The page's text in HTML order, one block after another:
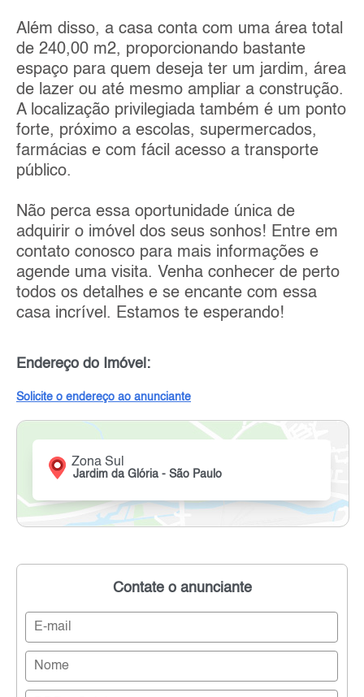
Além disso, a casa conta com uma área total
de 240,00 m2, proporcionando bastante
espaço para quem deseja ter um jardim, área
de lazer ou até mesmo ampliar a construção.
A localização privilegiada também é um ponto
forte, próximo a escolas, supermercados,
farmácias e com fácil acesso a transporte
público.
Não perca essa oportunidade única de
adquirir o imóvel dos seus sonhos! Entre em
contato conosco para mais informações e
agende uma visita. Venha conhecer de perto
todos os detalhes e se encante com essa
casa incrível. Estamos te esperando!
Endereço do Imóvel:
Solicite o endereço ao anunciante
Zona Sul
Jardim da Glória - São Paulo
Contate o anunciante